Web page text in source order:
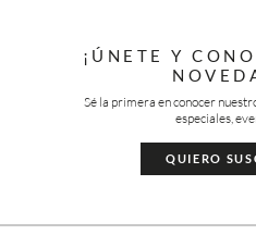
¡ÚNETE Y
Sé la primera en conocer
especiales,
QUIERO